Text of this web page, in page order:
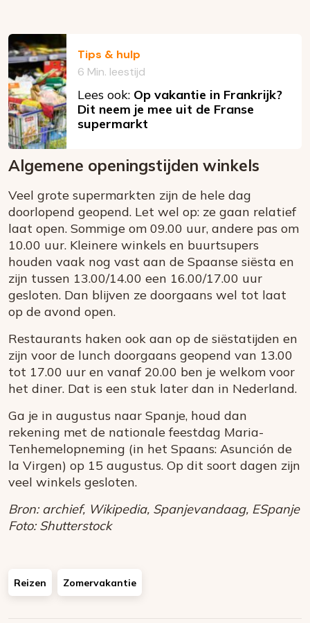
Tips & hulp
6 Min. leestijd
Lees ook: Op vakantie in Frankrijk?
Dit neem je mee uit de Franse
supermarkt
Algemene openingstijden winkels
Veel grote supermarkten zijn de hele dag
doorlopend geopend. Let wel op: ze gaan relatief
laat open. Sommige om 09.00 uur, andere pas om
10.00 uur. Kleinere winkels en buurtsupers
houden vaak nog vast aan de Spaanse siësta en
zijn tussen 13.00/14.00 een 16.00/17.00 uur
gesloten. Dan blijven ze doorgaans wel tot laat
op de avond open.
Restaurants haken ook aan op de siëstatijden en
zijn voor de lunch doorgaans geopend van 13.00
tot 17.00 uur en vanaf 20.00 ben je welkom voor
het diner. Dat is een stuk later dan in Nederland.
Ga je in augustus naar Spanje, houd dan
rekening met de nationale feestdag Maria-
Tenhemelopneming (in het Spaans: Asunción de
la Virgen) op 15 augustus. Op dit soort dagen zijn
veel winkels gesloten.
Bron: archief, Wikipedia, Spanjevandaag, ESpanje
Foto: Shutterstock
Reizen Zomervakantie